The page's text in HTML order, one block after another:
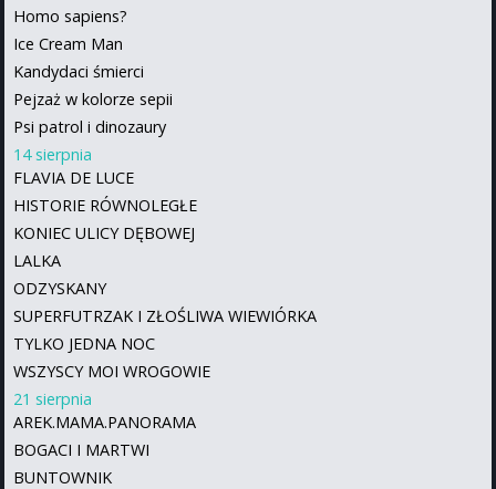
Homo sapiens?
Ice Cream Man
Kandydaci śmierci
Pejzaż w kolorze sepii
Psi patrol i dinozaury
14 sierpnia
FLAVIA DE LUCE
HISTORIE RÓWNOLEGŁE
KONIEC ULICY DĘBOWEJ
LALKA
ODZYSKANY
SUPERFUTRZAK I ZŁOŚLIWA WIEWIÓRKA
TYLKO JEDNA NOC
WSZYSCY MOI WROGOWIE
21 sierpnia
AREK.MAMA.PANORAMA
BOGACI I MARTWI
BUNTOWNIK